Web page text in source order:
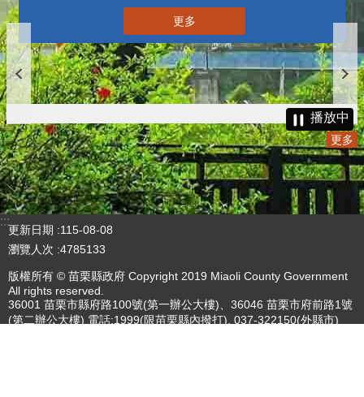
更多
播放中
更多
:::
更新日期
115-08-08
瀏覽人次 4785133
版權所有 © 苗栗縣政府 Copyright 2019 Miaoli County Government
All rights reserved.
36001 苗栗市縣府路100號(第一辦公大樓)、36046 苗栗市府前路1號
(第二辦公大樓) 電話:1999(限苗栗縣內撥打), 037-322150(外縣市)